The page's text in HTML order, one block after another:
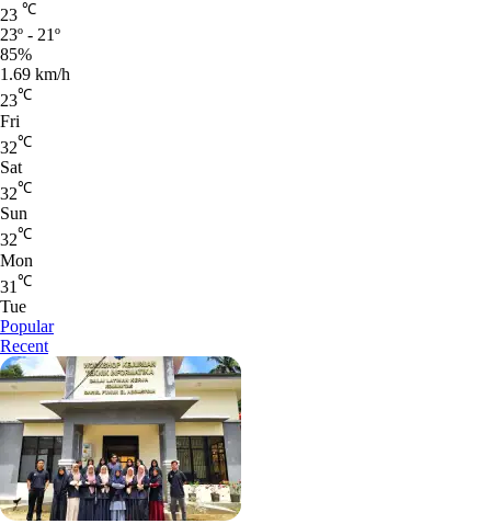
23 ℃
23º - 21º
85%
1.69 km/h
23℃
Fri
32℃
Sat
32℃
Sun
32℃
Mon
31 ℃
Tue
Popular
Recent